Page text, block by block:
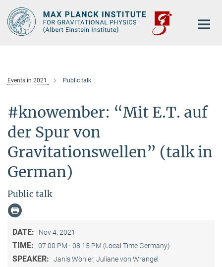
Main-
Content
Events in 2021 Public talk
#knowember: “Mit E.T. auf
der Spur von
Gravitationswellen” (talk in
German)
Public talk
DATE: Nov 4, 2021
TIME: 07:00 PM - 08:15 PM (Local Time Germany)
SPEAKER: Janis Wöhler, Juliane von Wrangel